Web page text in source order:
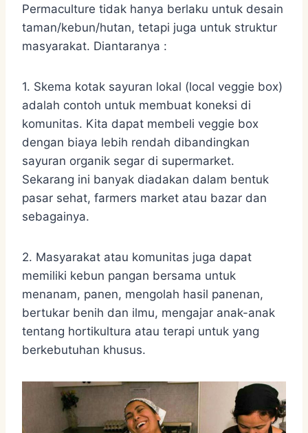
Permaculture tidak hanya berlaku untuk desain
taman/kebun/hutan, tetapi juga untuk struktur
masyarakat. Diantaranya :
1. Skema kotak sayuran lokal (local veggie box)
adalah contoh untuk membuat koneksi di
komunitas. Kita dapat membeli veggie box
dengan biaya lebih rendah dibandingkan
sayuran organik segar di supermarket.
Sekarang ini banyak diadakan dalam bentuk
pasar sehat, farmers market atau bazar dan
sebagainya.
2. Masyarakat atau komunitas juga dapat
memiliki kebun pangan bersama untuk
menanam, panen, mengolah hasil panenan,
bertukar benih dan ilmu, mengajar anak-anak
tentang hortikultura atau terapi untuk yang
berkebutuhan khusus.